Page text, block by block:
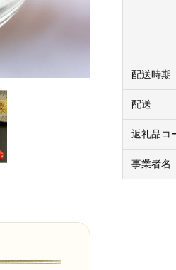
配送時期
配送
返礼品コ
事業者名